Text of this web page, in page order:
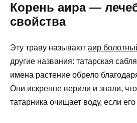
Корень аира —
свойства
Эту траву называют аир
другие названия: татарская
имена растение обрело
Они искренне верили и знали,
татарника очищает воду, если